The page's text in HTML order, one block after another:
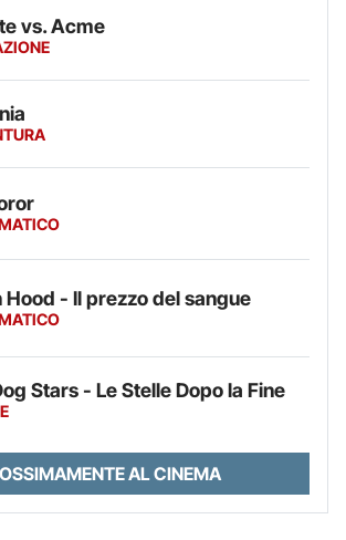
vs. Acme
Hood - Il prezzo del sangue
Stars - Le Stelle Dopo la Fine
AL CINEMA